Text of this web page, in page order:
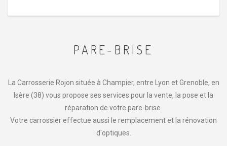
PARE-BRISE
La Carrosserie Rojon située à Champier, entre Lyon et Grenoble, en
Isère (38) vous propose ses services pour la vente, la pose et la
réparation de votre pare-brise.
Votre carrossier effectue aussi le remplacement et la rénovation
d'optiques.